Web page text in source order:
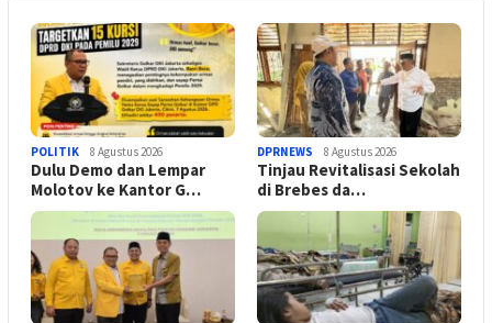
POLITIK 8 Agustus 2026
Dulu Demo dan Lempar
Molotov ke Kantor G…
DPRNEWS 8 Agustus 2026
Tinjau Revitalisasi Sekolah
di Brebes da…